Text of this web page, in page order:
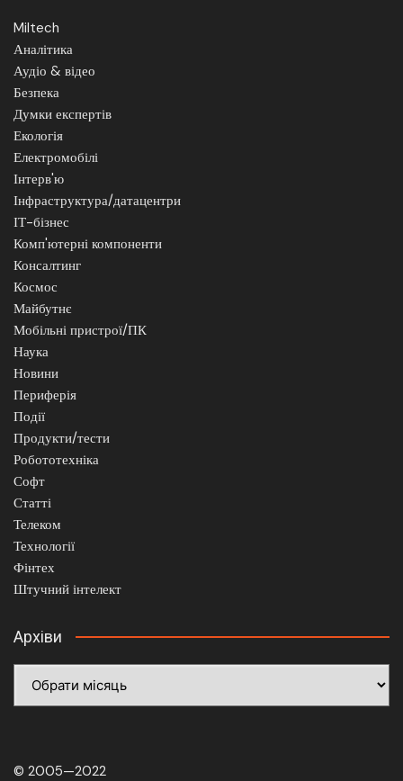
Miltech
Аналітика
Аудіо & відео
Безпека
Думки експертів
Екологія
Електромобілі
Інтерв'ю
Інфраструктура/датацентри
ІТ-бізнес
Комп'ютерні компоненти
Консалтинг
Космос
Майбутнє
Мобільні пристрої/ПК
Наука
Новини
Периферія
Події
Продукти/тести
Робототехніка
Софт
Статті
Телеком
Технології
Фінтех
Штучний інтелект
Архіви
© 2005—2022